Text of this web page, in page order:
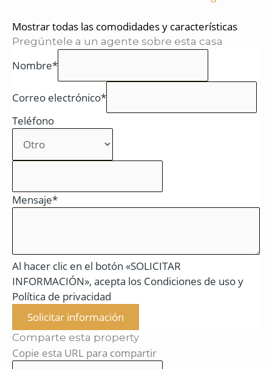
Mostrar todas las comodidades y características
Pregúntele a un agente sobre esta casa
Nombre*
Correo electrónico*
Teléfono
Mensaje*
Al hacer clic en el botón «SOLICITAR
INFORMACIÓN», acepta los Condiciones de uso y
Política de privacidad
Solicitar información
Comparte esta property
Copie esta URL para compartir